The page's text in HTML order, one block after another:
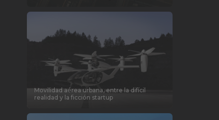
Movilidad aérea urbana, entre la difícil
realidad y la ficción startup